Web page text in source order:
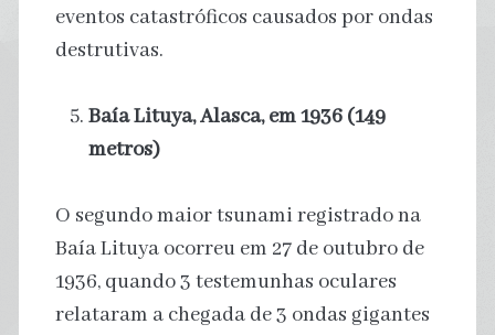
eventos catastróficos causados por ondas
destrutivas.
Baía Lituya, Alasca, em 1936 (149
metros)
O segundo maior tsunami registrado na
Baía Lituya ocorreu em 27 de outubro de
1936, quando 3 testemunhas oculares
relataram a chegada de 3 ondas gigantes